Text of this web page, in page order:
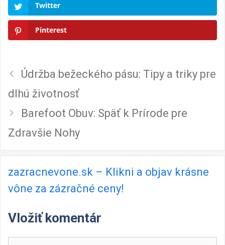
Twitter
Pinterest
Údržba bežeckého pásu: Tipy a triky pre
dlhú životnosť
Barefoot Obuv: Späť k Prírode pre
Zdravšie Nohy
zazracnevone.sk – Klikni a objav krásne
vône za zázračné ceny!
Vložiť komentár